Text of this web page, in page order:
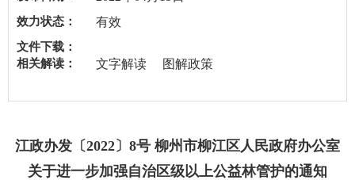
效力状态： 有效
文件下载：
相关解读：
文字解读 图解政策
江政办发〔2022〕8号 柳州市柳江区人民政府办公室
关于进一步加强自治区级以上公益林管护的通知